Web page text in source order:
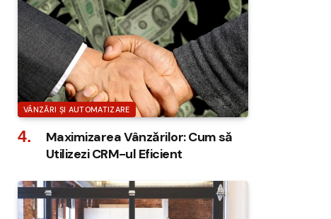
VÂNZĂRI ȘI AUTOMATIZARE
Maximizarea Vânzărilor: Cum să
Utilizezi CRM-ul Eficient